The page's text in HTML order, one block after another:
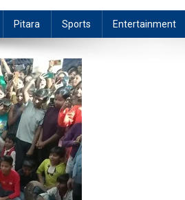
Pitara Sports Entertainment